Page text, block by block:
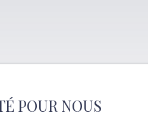
POUR NOUS